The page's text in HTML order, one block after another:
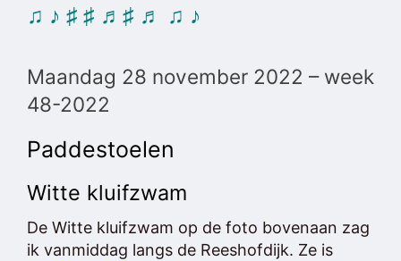
♫ ♪ ♯ ♯ ♬♯ ♬ ♫ ♪
Maandag 28 november 2022 – week
48-2022
Paddestoelen
Witte kluifzwam
De Witte kluifzwam op de foto bovenaan zag
ik vanmiddag langs de Reeshofdijk. Ze is